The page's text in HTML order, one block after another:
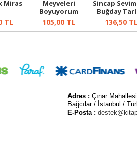
Miras
TL
Meyveleri
Boyuyorum
105,00TL
Sincap
Buğday
136,50TL
Adres :Çınar
Bağcılar / İstanbul /
E-Posta :